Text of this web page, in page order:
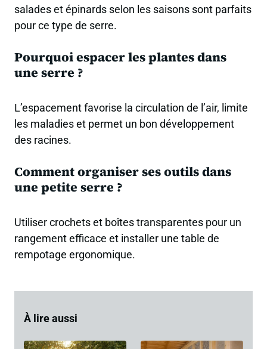
salades et épinards selon les saisons sont parfaits
pour ce type de serre.
Pourquoi espacer les plantes dans
une serre ?
L’espacement favorise la circulation de l’air, limite
les maladies et permet un bon développement
des racines.
Comment organiser ses outils dans
une petite serre ?
Utiliser crochets et boîtes transparentes pour un
rangement efficace et installer une table de
rempotage ergonomique.
À lire aussi